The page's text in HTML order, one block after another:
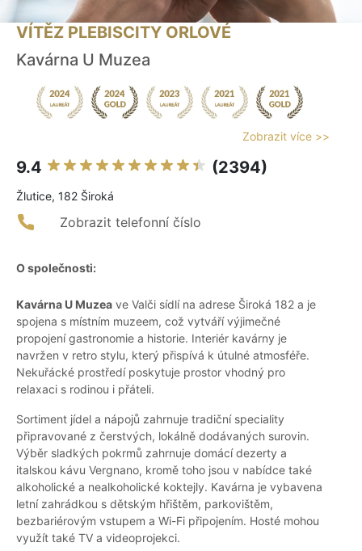
VÍTĚZ PLEBISCITY ORLOVÉ
Kavárna U Muzea
Zobrazit více >>
9.4 (2394)
Žlutice, 182 Široká
Zobrazit telefonní číslo
O společnosti:
Kavárna U Muzea ve Valči sídlí na adrese Široká 182 a je
spojena s místním muzeem, což vytváří výjimečné
propojení gastronomie a historie. Interiér kavárny je
navržen v retro stylu, který přispívá k útulné atmosféře.
Nekuřácké prostředí poskytuje prostor vhodný pro
relaxaci s rodinou i přáteli.
Sortiment jídel a nápojů zahrnuje tradiční speciality
připravované z čerstvých, lokálně dodávaných surovin.
Výběr sladkých pokrmů zahrnuje domácí dezerty a
italskou kávu Vergnano, kromě toho jsou v nabídce také
alkoholické a nealkoholické koktejly. Kavárna je vybavena
letní zahrádkou s dětským hřištěm, parkovištěm,
bezbariérovým vstupem a Wi-Fi připojením. Hosté mohou
využít také TV a videoprojekci.